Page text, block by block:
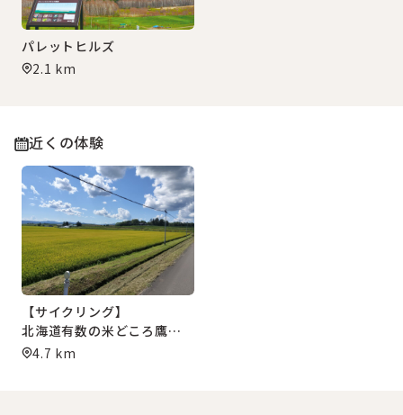
パレットヒルズ
2.1 km
近くの体験
【サイクリング】
北海道有数の米どころ鷹栖町・
田んぼを巡る
4.7 km